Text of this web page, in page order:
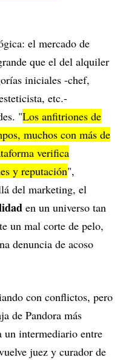
el mercado de
que el del alquiler
iniciales -chef,
etc.-
"Los anfitriones de
muchos con más de
verifica
y reputación",
del marketing, el
en un universo tan
un mal corte de pelo,
denuncia de acoso
con conflictos, pero
de Pandora más
un intermediario entre
juez y curador de